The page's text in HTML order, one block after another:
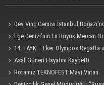
Dev Vinç Gemisi İstanbul
Ege Denizi’nin En Büyük Mercan
14. TAYK – Eker Olympos Regatta
Asaf Güneri Hayatını Kaybetti
Rotamız TEKNOFEST Mavi Vatan